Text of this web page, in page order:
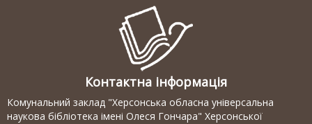
Контактна інформація
Комунальний заклад "Херсонська обласна універсальна
наукова бібліотека імені Олеся Гончара" Херсонської